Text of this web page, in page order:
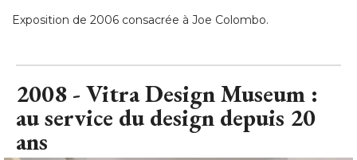
Exposition de 2006 consacrée à Joe Colombo.
2008 - Vitra Design Museum :
au service du design depuis 20
ans